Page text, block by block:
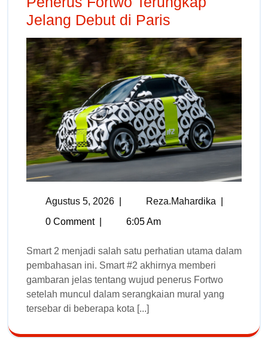
Jelang Debut di Paris
Agustus 5, 2026 Reza.mahardika
0 Comment
6:05 Am
Smart 2 menjadi salah satu perhatian utama dalam
pembahasan ini. Smart #2 akhirnya memberi
gambaran jelas tentang wujud penerus Fortwo
setelah muncul dalam serangkaian mural yang
tersebar di beberapa kota [...]